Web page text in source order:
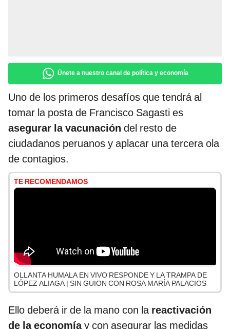
Únete a nuestro canal de política y economía
Uno de los primeros desafíos que tendrá al
tomar la posta de Francisco Sagasti es
asegurar la vacunación del resto de
ciudadanos peruanos y aplacar una tercera ola
de contagios.
TE RECOMENDAMOS
OLLANTA HUMALA EN VIVO RESPONDE Y LA TRAMPA DE
LÓPEZ ALIAGA | SIN GUION CON ROSA MARÍA PALACIOS
Ello deberá ir de la mano con la reactivación
de la economíay con asegurar las medidas